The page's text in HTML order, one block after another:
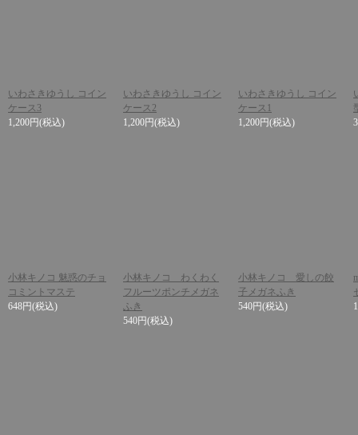
いわさきゆうし コイン
ケース3
1,200円(税込)
いわさきゆうし コイン
ケース2
1,200円(税込)
いわさきゆうし コイン
ケース1
1,200円(税込)
小林キノコ 魅惑のチョ
コミントマステ
648円(税込)
小林キノコ わくわく
フルーツポンチメガネ
ふき
540円(税込)
小林キノコ 愛しの餃
子メガネふき
540円(税込)